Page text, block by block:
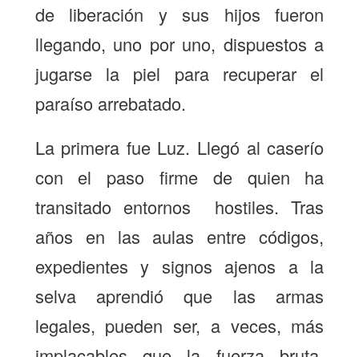
de liberación y sus hijos fueron
llegando, uno por uno, dispuestos a
jugarse la piel para recuperar el
paraíso arrebatado.
La primera fue Luz. Llegó al caserío
con el paso firme de quien ha
transitado entornos hostiles. Tras
años en las aulas entre códigos,
expedientes y signos ajenos a la
selva aprendió que las armas
legales, pueden ser, a veces, más